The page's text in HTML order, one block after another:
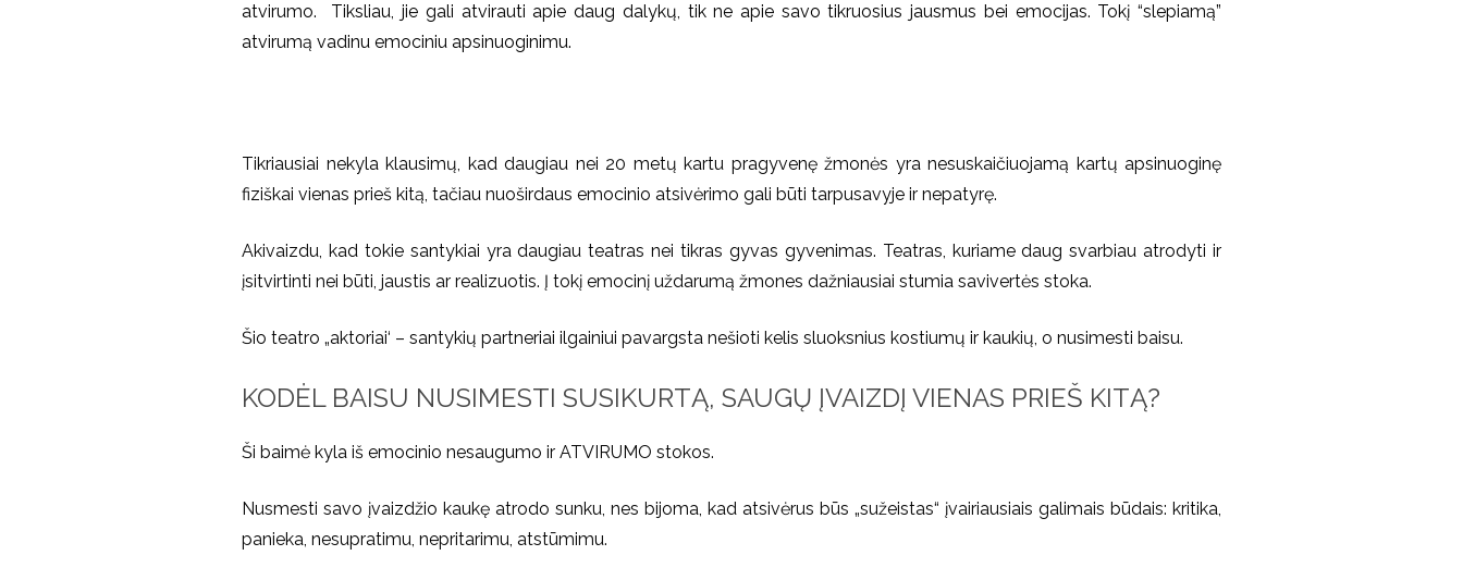
atvirumo. Tiksliau, jie gali atvirauti apie daug dalykų, tik ne apie savo tikruosius jausmus bei emocijas. Tokį “slepiamą”
atvirumą vadinu emociniu apsinuoginimu.
Tikriausiai nekyla klausimų, kad daugiau nei 20 metų kartu pragyvenę žmonės yra nesuskaičiuojamą kartų apsinuoginę
fiziškai vienas prieš kitą, tačiau nuoširdaus emocinio atsivėrimo gali būti tarpusavyje ir nepatyrę.
Akivaizdu, kad tokie santykiai yra daugiau teatras nei tikras gyvas gyvenimas. Teatras, kuriame daug svarbiau atrodyti ir
įsitvirtinti nei būti, jaustis ar realizuotis. Į tokį emocinį uždarumą žmones dažniausiai stumia savivertės stoka.
Šio teatro „aktoriai‘ – santykių partneriai ilgainiui pavargsta nešioti kelis sluoksnius kostiumų ir kaukių, o nusimesti baisu.
KODĖL BAISU NUSIMESTI SUSIKURTĄ, SAUGŲ ĮVAIZDĮ VIENAS PRIEŠ KITĄ?
Ši baimė kyla iš emocinio nesaugumo ir ATVIRUMO stokos.
Nusmesti savo įvaizdžio kaukę atrodo sunku, nes bijoma, kad atsivėrus būs „sužeistas“ įvairiausiais galimais būdais: kritika,
panieka, nesupratimu, nepritarimu, atstūmimu.